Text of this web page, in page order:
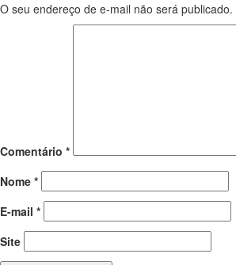
O seu endereço de e-mail não será publicado.
Comentário *
Nome *
E-mail *
Site